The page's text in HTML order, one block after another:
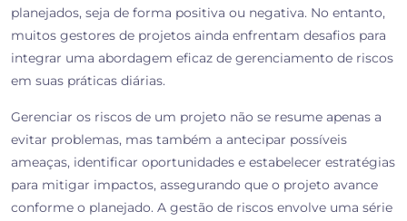
planejados, seja de forma positiva ou negativa. No entanto,
muitos gestores de projetos ainda enfrentam desafios para
integrar uma abordagem eficaz de gerenciamento de riscos
em suas práticas diárias.
Gerenciar os riscos de um projeto não se resume apenas a
evitar problemas, mas também a antecipar possíveis
ameaças, identificar oportunidades e estabelecer estratégias
para mitigar impactos, assegurando que o projeto avance
conforme o planejado. A gestão de riscos envolve uma série